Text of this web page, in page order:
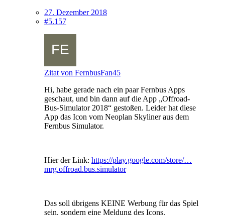
27. Dezember 2018
#5.157
Zitat von FernbusFan45
Hi, habe gerade nach ein paar Fernbus Apps
geschaut, und bin dann auf die App „Offroad-
Bus-Simulator 2018“ gestoßen. Leider hat diese
App das Icon vom Neoplan Skyliner aus dem
Fernbus Simulator.
Hier der Link: https://play.google.com/store/…
mrg.offroad.bus.simulator
Das soll übrigens KEINE Werbung für das Spiel
sein, sondern eine Meldung des Icons.